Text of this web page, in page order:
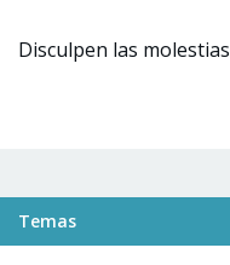
Disculpen las molestias
Temas